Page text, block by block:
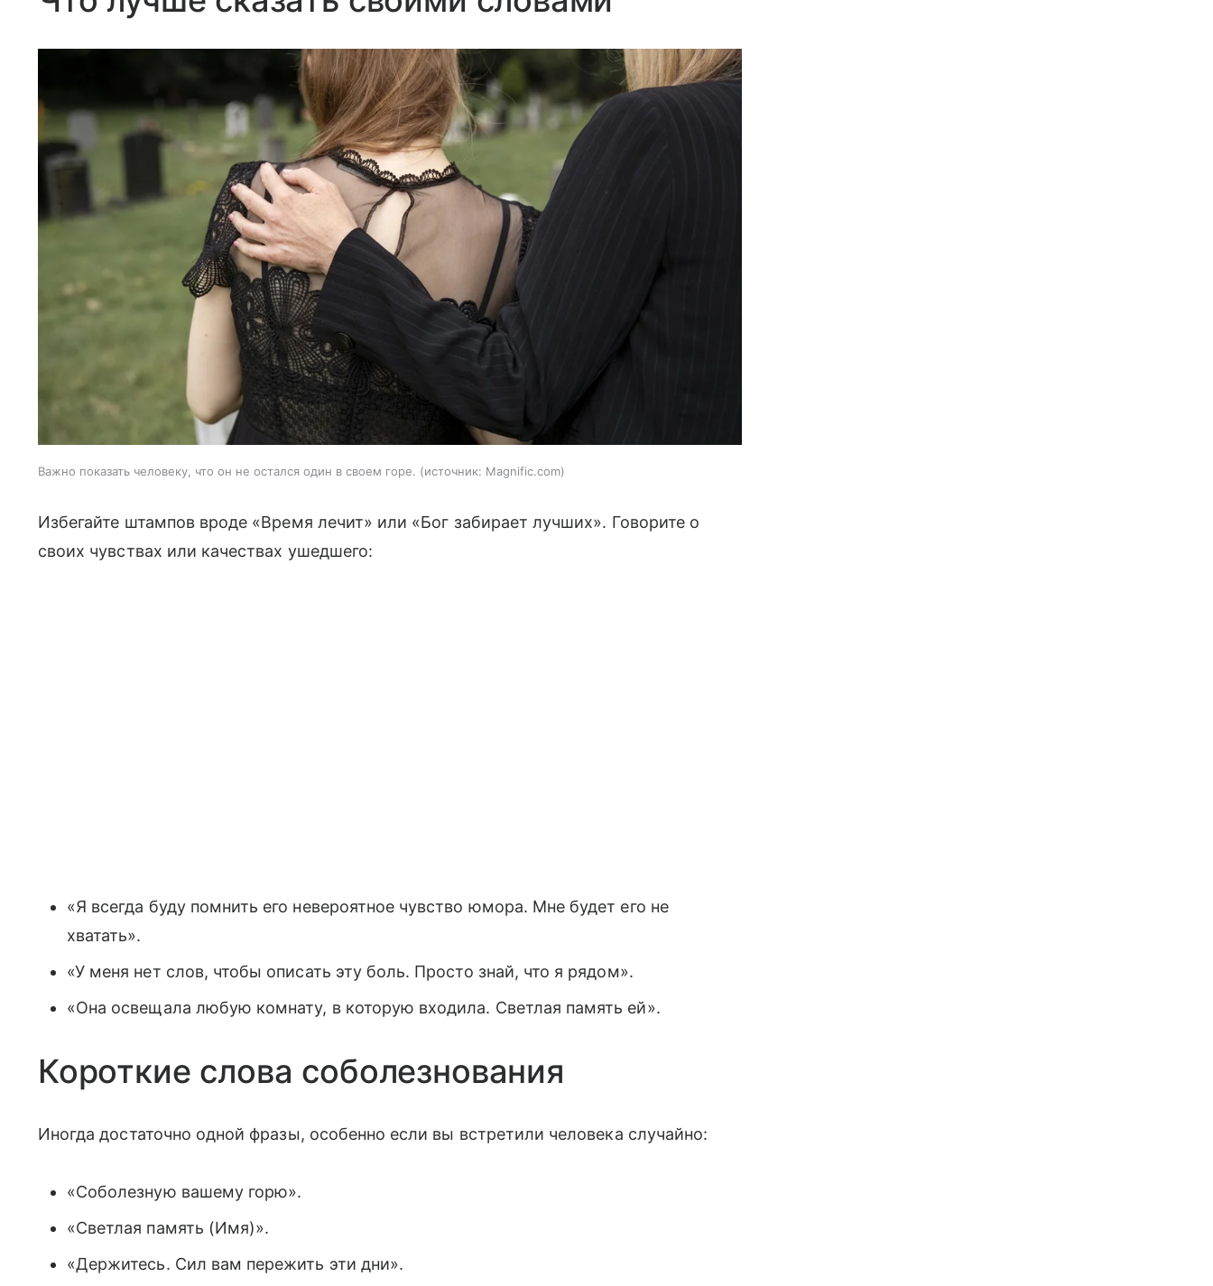
Важно показать человеку, что он не остался один в своем горе. источник: Magnific.com
Избегайте штампов вроде «Время лечит» или «Бог забирает лучших». Говорите о
своих чувствах или качествах ушедшего:
«Я всегда буду помнить его невероятное чувство юмора. Мне будет его не
хватать».
«У меня нет слов, чтобы описать эту боль. Просто знай, что я рядом».
«Она освещала любую комнату, в которую входила. Светлая память ей».
Короткие слова соболезнования
Иногда достаточно одной фразы, особенно если вы встретили человека случайно:
«Соболезную вашему горю».
«Светлая память (Имя)».
«Держитесь. Сил вам пережить эти дни».